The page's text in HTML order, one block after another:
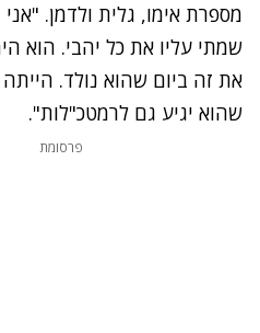
מספרת אימו, גלית ולדמן.
שמתי עליו את כל יהבי. הוא
את זה ביום שהוא נולד.
שהוא יגיע גם לרמטכ"לות".
פרסומת